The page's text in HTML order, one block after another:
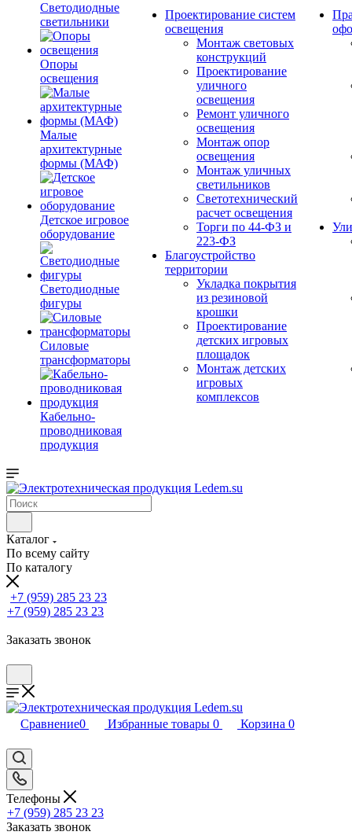
Светодиодные
светильники
Опоры
освещения
Малые
архитектурные
формы (МАФ)
Детское игровое
оборудование
Светодиодные
фигуры
Силовые
трансформаторы
Кабельно-
проводниковая
продукция
Проектирование систем
освещения
Монтаж световых
конструкций
Проектирование
уличного
освещения
Ремонт уличного
освещения
Монтаж опор
освещения
Монтаж уличных
светильников
Светотехнический
расчет освещения
Торги по 44-ФЗ и
223-ФЗ
Благоустройство
территории
Укладка покрытия
из резиновой
крошки
Проектирование
детских игровых
площадок
Монтаж детских
игровых
комплексов
Каталог
По всему сайту
По каталогу
+7 (959) 285 23 23
+7 (959) 285 23 23
Заказать звонок
Сравнение0 Избранные товары 0 Корзина 0
Телефоны
+7 (959) 285 23 23
Заказать звонок